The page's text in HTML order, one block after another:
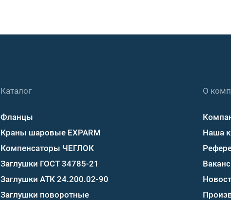
Каталог
Фланцы
Краны шаровые EXPARM
Компенсаторы ЧЕГЛОК
Заглушки ГОСТ 34785-21
Заглушки АТК 24.200.02-90
Заглушки поворотные
О
Наша